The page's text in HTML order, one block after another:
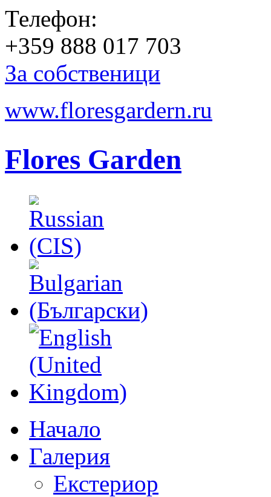
Телефон:
+359 888 017 703
За собственици
www.floresgardern.ru
Flores Garden
Начало
Галерия
Екстериор